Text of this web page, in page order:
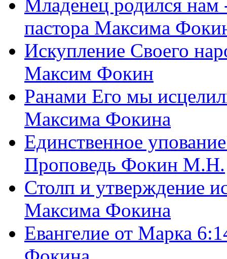
Младенец родился
пастора Максима
Искупление Своего
Максим Фокин
Ранами Его мы
Максима Фокина
Единственное
Проповедь Фокин М.Н.
Столп и утверждение
Максима Фокина
Евангелие от Марка